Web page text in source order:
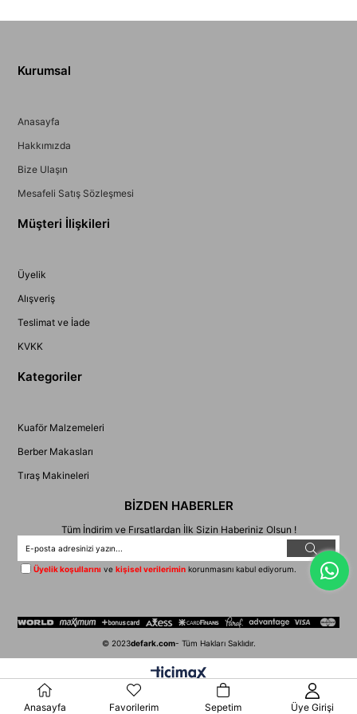
Kurumsal
Anasayfa
Hakkımızda
Bize Ulaşın
Mesafeli Satış Sözleşmesi
Müşteri İlişkileri
Üyelik
Alışveriş
Teslimat ve İade
KVKK
Kategoriler
Kuaför Malzemeleri
Berber Makasları
Tıraş Makineleri
BİZDEN HABERLER
Tüm İndirim ve Fırsatlardan İlk Sizin Haberiniz Olsun !
Üyelik koşullarını vekişisel verilerimin korunmasını kabul ediyorum.
© 2023defark.com- Tüm Hakları Saklıdır.
Anasayfa Favorilerim Sepetim Üye Girişi